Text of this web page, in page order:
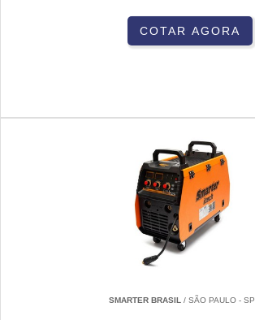
COTAR AGORA
SMARTER BRASIL / SÃO PAULO - SP